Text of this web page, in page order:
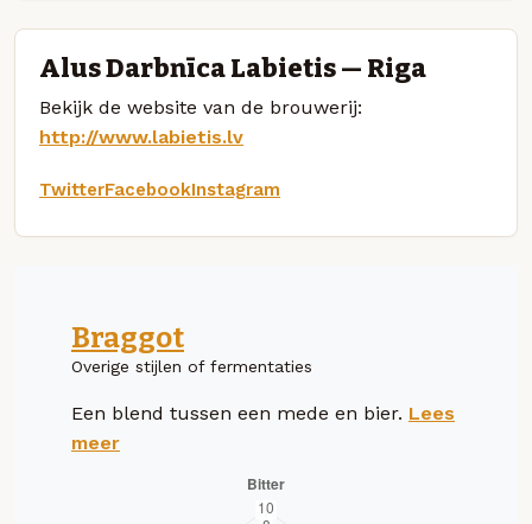
Alus Darbnīca Labietis — Riga
Bekijk de website van de brouwerij:
http://www.labietis.lv
TwitterFacebookInstagram
Braggot
Overige stijlen of fermentaties
Een blend tussen een mede en bier. Lees
meer